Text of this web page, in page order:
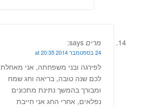
מרים says:
24 בספטמבר 2014 at 20:35
לפירגה ובני משפחתה, אני מאחלת
לכם שנה טובה, בריאה וחג שמח
ומבורך בהמשך נתינת מתכונים
נפלאים, אחרי החג אני חייבת